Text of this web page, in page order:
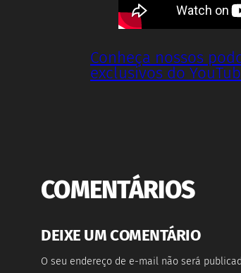
Conheça nossos
exclusivos do
COMENTÁRIOS
DEIXE UM COMENTÁRIO
O seu endereço de e-mail não será